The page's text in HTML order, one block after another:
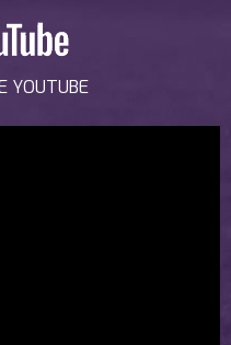
YOUTUBE